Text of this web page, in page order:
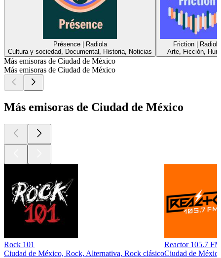
Présence | Radiola
Cultura y sociedad, Documental, Historia, Noticias
Friction | Radiola
Arte, Ficción,
Más emisoras de Ciudad de México
Más emisoras de Ciudad de México
Más emisoras de Ciudad de México
Rock 101
Ciudad de México, Rock, Alternativa, Rock clásico
Reactor 105.7
Ciudad de